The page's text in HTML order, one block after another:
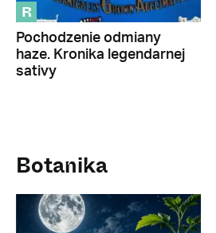
R
Pochodzenie odmiany
haze. Kronika legendarnej
sativy
Botanika